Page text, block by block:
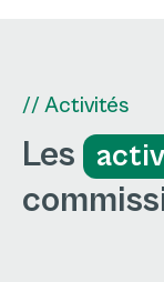
// Activités
Les